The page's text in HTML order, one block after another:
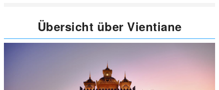
Übersicht über Vientiane